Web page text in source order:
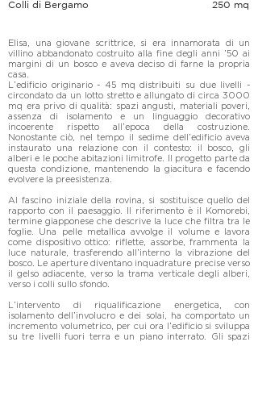
250 mq
Colli di Bergamo
Elisa, una giovane scrittrice, si era innamorata di un
villino abbandonato costruito alla fine degli anni ’50 ai
margini di un bosco e aveva deciso di farne la propria
casa.
L’edificio originario - 45 mq distribuiti su due livelli -
circondato da un lotto stretto e allungato di circa 3000
mq era privo di qualità: spazi angusti, materiali poveri,
assenza di isolamento e un linguaggio decorativo
incoerente rispetto all’epoca della costruzione.
Nonostante ciò, nel tempo il sedime dell’edificio aveva
instaurato una relazione con il contesto: il bosco, gli
alberi e le poche abitazioni limitrofe. Il progetto parte da
questa condizione, mantenendo la giacitura e facendo
evolvere la preesistenza.
Al fascino iniziale della rovina, si sostituisce quello del
rapporto con il paesaggio. Il riferimento è il Komorebi,
termine giapponese che descrive la luce che filtra tra le
foglie. Una pelle metallica avvolge il volume e lavora
come dispositivo ottico: riflette, assorbe, frammenta la
luce naturale, trasferendo all’interno la vibrazione del
bosco. Le aperture diventano inquadrature precise verso
il gelso adiacente, verso la trama verticale degli alberi,
verso i colli sullo sfondo.
L’intervento di riqualificazione energetica, con
isolamento dell’involucro e dei solai, ha comportato un
incremento volumetrico, per cui ora l’edificio si sviluppa
su tre livelli fuori terra e un piano interrato. Gli spazi